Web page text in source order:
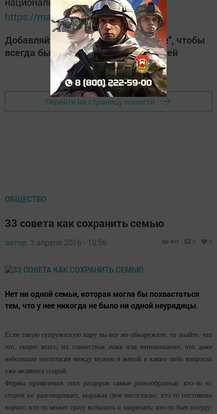
https://max.ru/tatmedia
Добавляйте наш сайт в"Избранные", чтобы
всегда быть в курсе свежих новостей
Перейти на страницу новости
ОБЩЕСТВО
33 совета как сохранить семью
автор, 3 апреля 2016 - 19:56 949 0 0
Нет ни одной семьи, которая могла бы похвастаться
тем, что у нее никогда не было ни одной неурядицы.
Если такую супружескую пару вы все же обнаружите, то знайте, что
это, скорее всего, их совместная ложь или непонимание, что даже
небольшие несогласия между мужем и женой в каких-либо вопросах
уже являются ссорой.
Формы проявления этих раздоров самые разнообразные: кто-то из
сторон не разговаривает, выражая свое несогласие; кто-то постоянно
ворчит; кто-то может сразу вспылить и закричать; кто-то бьет посуду;